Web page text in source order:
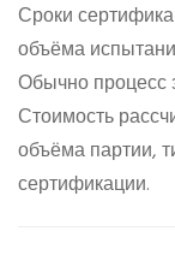
Сроки
объёма
Обычно процесс
Стоимость
объёма партии,
сертификации.